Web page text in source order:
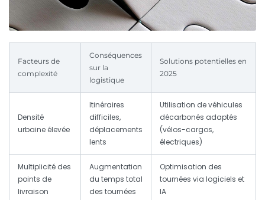
Facteurs de
complexité
Conséquences
sur la
logistique
Solutions potentielles en
2025
Densité
urbaine élevée
Itinéraires
difficiles,
déplacements
lents
Utilisation de véhicules
décarbonés adaptés
(vélos-cargos,
électriques)
Multiplicité des
points de
livraison
Augmentation
du temps total
des tournées
Optimisation des
tournées via logiciels et
IA